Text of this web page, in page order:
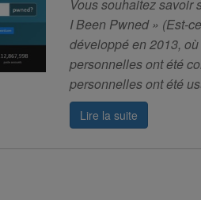
Vous souhaitez
I Been Pwned » (Est-
développé en 2013,
personnelles ont été
personnelles ont été
Lire la suite